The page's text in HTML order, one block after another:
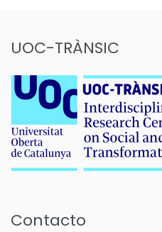
UOC-TRÀNSIC
Contacto